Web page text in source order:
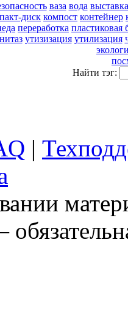
ваза вода выставка
диск компост контейнер
переработка пластиковая
утизизация утилизация
Найти тэг:
|